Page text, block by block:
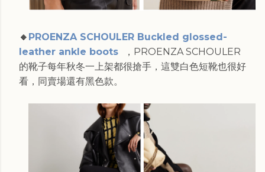
🔸 PROENZA SCHOULER Buckled glossed-
leather ankle boots
，PROENZA SCHOULER
的靴子每年秋冬一上架都很搶手，這雙白色短靴也很好
看，同賣場還有黑色款。